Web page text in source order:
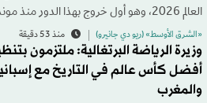
العالم 2026، وهو أول خروج بهذا الدور منذ مونديال 1990.
«الشرق الأوسط» (ريو دي جانيرو) منذ 53 دقيقة
وزيرة الرياضة البرتغالية: ملتزمون
أفضل كأس عالم في التاريخ مع
والمغرب